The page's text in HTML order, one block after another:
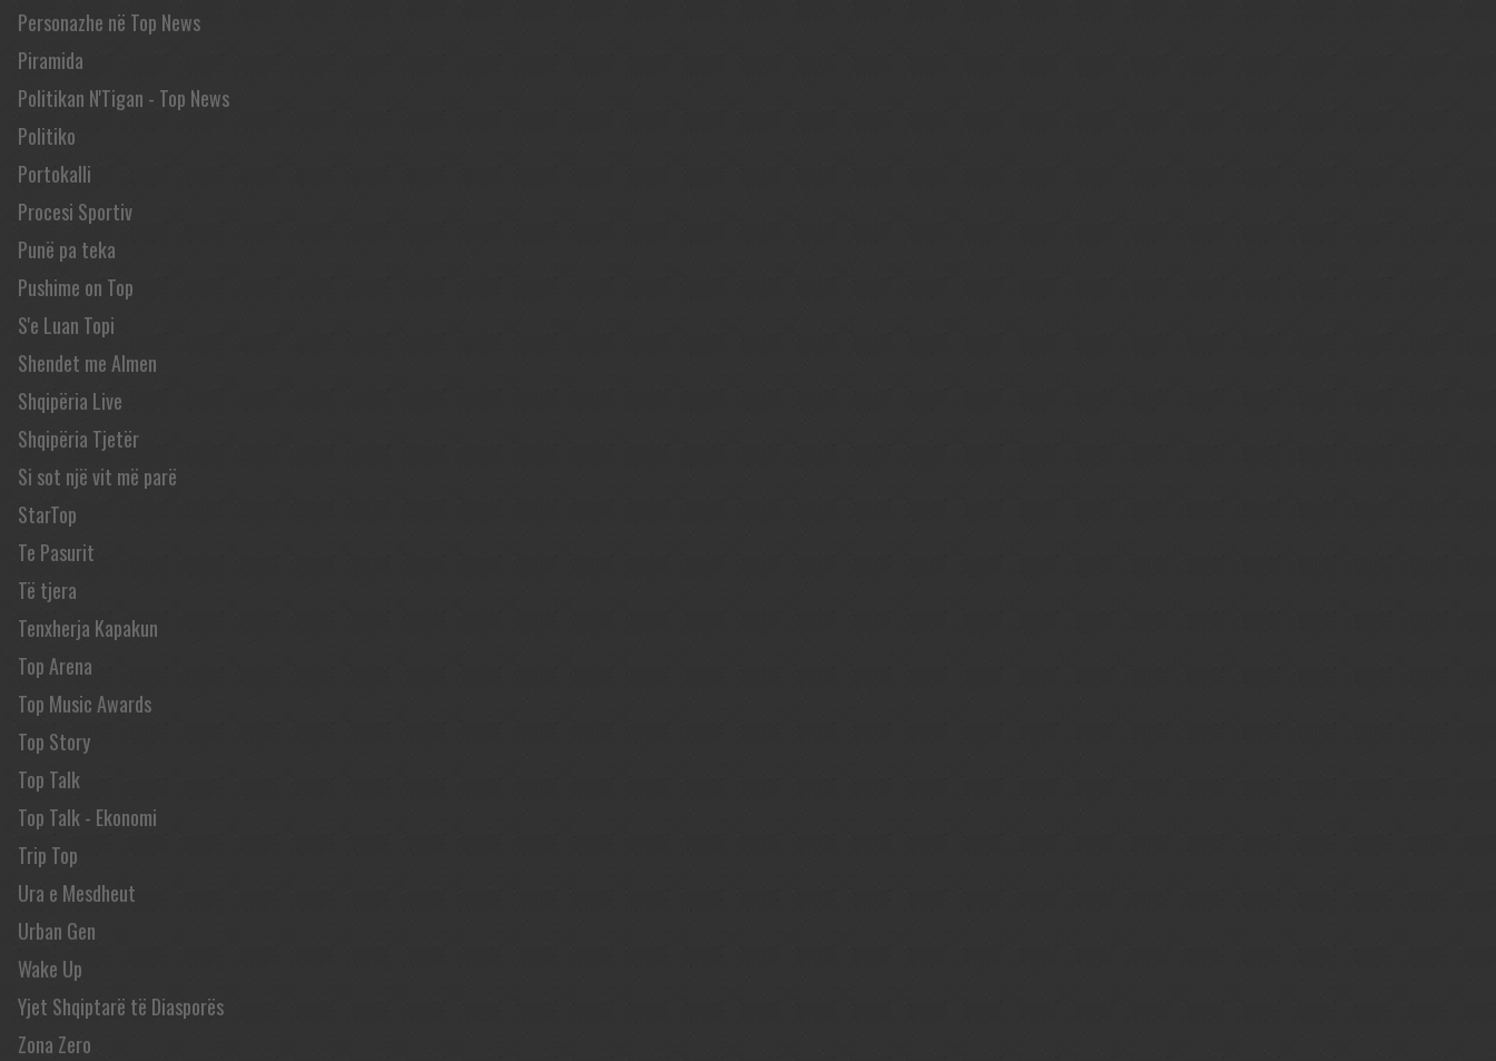
Personazhe në Top News
Piramida
Politikan N'Tigan - Top News
Politiko
Portokalli
Procesi Sportiv
Punë pa teka
Pushime on Top
S'e Luan Topi
Shendet me Almen
Shqipëria Live
Shqipëria Tjetër
Si sot një vit më parë
StarTop
Te Pasurit
Të tjera
Tenxherja Kapakun
Top Arena
Top Music Awards
Top Story
Top Talk
Top Talk - Ekonomi
Trip Top
Ura e Mesdheut
Urban Gen
Wake Up
Yjet Shqiptarë të Diasporës
Zona Zero